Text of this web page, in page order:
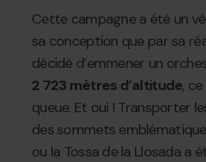
Facebook:
https://www.facebook.com/
Twitter:
https://twitter.com/grandvalira
#Grandvalira
#Andorra
#Himnehiverninfinit
Cette campagne a été un
sa conception que par sa
décidé d’emmener un
2 723 mètres d’altitude,
queue. Et oui ! Transporter
des sommets
ou la Tossa de la Llosada a